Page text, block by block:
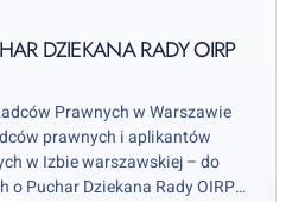
DZIEKANA RADY OIRP
Prawnych w Warszawie
prawnych i aplikantów
w Izbie warszawskiej – do
o Puchar Dziekana Rady OIRP